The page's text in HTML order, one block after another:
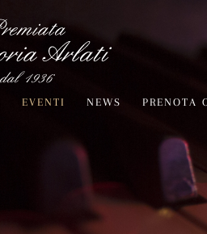
EVENTI NEWS PRENOTA